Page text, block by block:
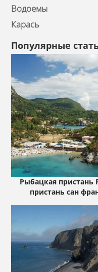
Водоемы
Карась
Популярные
Рыбацкая пристань
пристань сан